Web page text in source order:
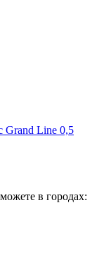
Grand Line 0,5
в городах: